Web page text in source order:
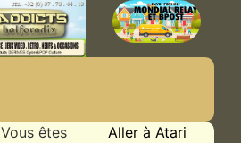
Vous êtes
Aller à Atari